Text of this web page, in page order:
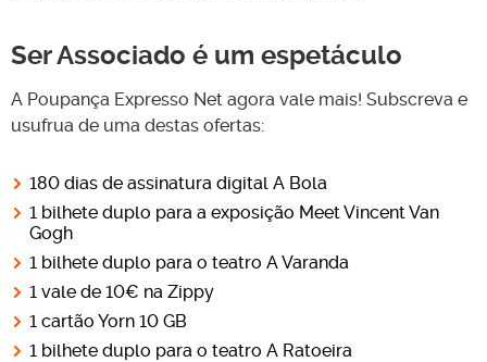
Ser Associado é um espetáculo
A Poupança Expresso Net agora vale mais! Subscreva e
usufrua de uma destas ofertas:
180 dias de assinatura digital A Bola
1 bilhete duplo para a exposição Meet Vincent Van
Gogh
1 bilhete duplo para o teatro A Varanda
1 vale de 10€ na Zippy
1 cartão Yorn 10 GB
1 bilhete duplo para o teatro A Ratoeira